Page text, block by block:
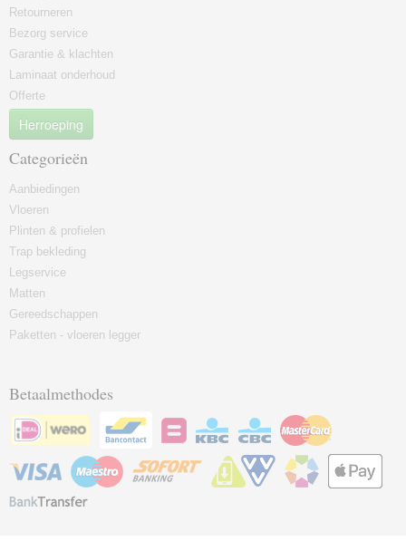
Retourneren
Bezorg service
Garantie & klachten
Laminaat onderhoud
Offerte
Herroeping
Categorieën
Aanbiedingen
Vloeren
Plinten & profielen
Trap bekleding
Legservice
Matten
Gereedschappen
Paketten - vloeren legger
Betaalmethodes